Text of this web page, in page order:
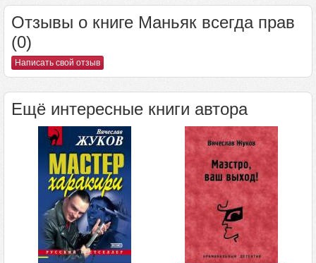
Отзывы о книге Маньяк всегда прав
(0)
Написать свой отзыв
Ещё интересные книги автора